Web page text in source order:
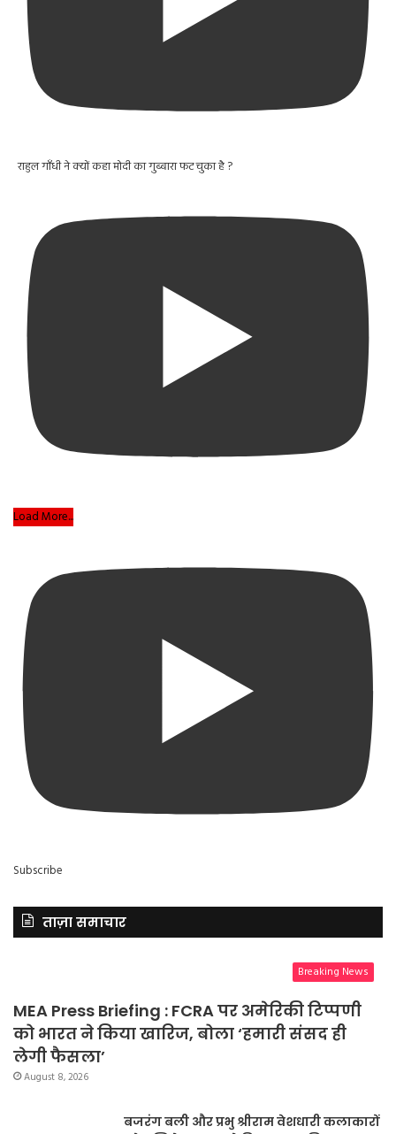
राहुल गाँधी ने क्यों कहा मोदी का गुब्बारा फट चुका है ?
Load More...
Subscribe
ताज़ा समाचार
Breaking News
MEA Press Briefing : FCRA पर अमेरिकी टिप्पणी
को भारत ने किया खारिज, बोला ‘हमारी संसद ही
लेगी फैसला’
August 8, 2026
बजरंग बली और प्रभु श्रीराम वेशधारी कलाकारों